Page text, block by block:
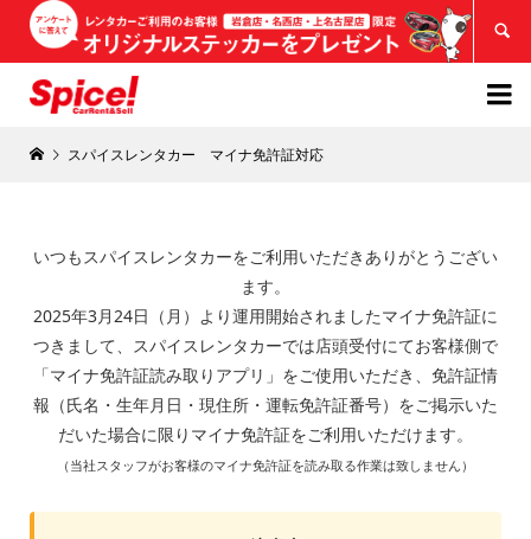


スパイスレンタカー マイナ免許証対応
いつもスパイスレンタカーをご利用いただきありがとうござい
ます。
2025年3月24日（月）より運用開始されましたマイナ免許証に
つきまして、スパイスレンタカーでは店頭受付にてお客様側で
「マイナ免許証読み取りアプリ」をご使用いただき、免許証情
報（氏名・生年月日・現住所・運転免許証番号）をご掲示いた
だいた場合に限りマイナ免許証をご利用いただけます。
（当社スタッフがお客様のマイナ免許証を読み取る作業は致しません）